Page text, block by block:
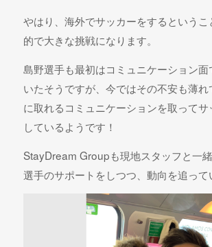
やはり、海外でサッカーをするという
的で大きな挑戦になります。
島野選手も最初はコミュニケーション面
いたそうですが、今ではその不安も薄
に取れるコミュニケーションを取ってサ
しているようです！
StayDream Groupも現地スタッフと一
選手のサポートをしつつ、動向を追って